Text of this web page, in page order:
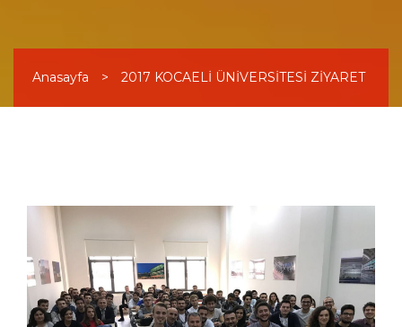
Anasayfa > 2017 KOCAELİ ÜNİVERSİTESİ ZİYARET